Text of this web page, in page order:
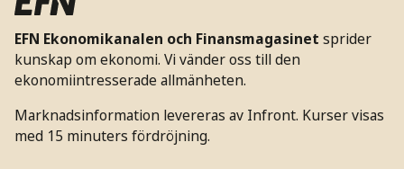
EFN Ekonomikanalen och Finansmagasinet sprider
kunskap om ekonomi. Vi vänder oss till den
ekonomiintresserade allmänheten.
Marknadsinformation levereras av Infront. Kurser visas
med 15 minuters fördröjning.